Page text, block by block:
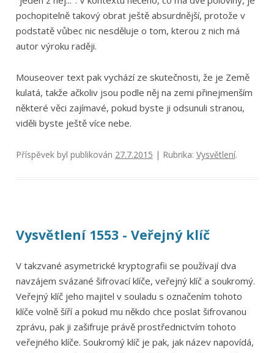
pochopitelně takový obrat ještě absurdnější, protože v
podstatě vůbec nic nesděluje o tom, kterou z nich má
autor výroku raději.
Mouseover text pak vychází ze skutečnosti, že je Země
kulatá, takže ačkoliv jsou podle něj na zemi přinejmenším
některé věci zajímavé, pokud byste ji odsunuli stranou,
viděli byste ještě více nebe.
Příspěvek byl publikován 27.7.2015 | Rubrika: Vysvětlení.
Vysvětlení 1553 - Veřejný klíč
V takzvané asymetrické kryptografii se používají dva
navzájem svázané šifrovací klíče, veřejný klíč a soukromý.
Veřejný klíč jeho majitel v souladu s označením tohoto
klíče volně šíří a pokud mu někdo chce poslat šifrovanou
zprávu, pak ji zašifruje právě prostřednictvím tohoto
veřejného klíče. Soukromý klíč je pak, jak název napovídá,